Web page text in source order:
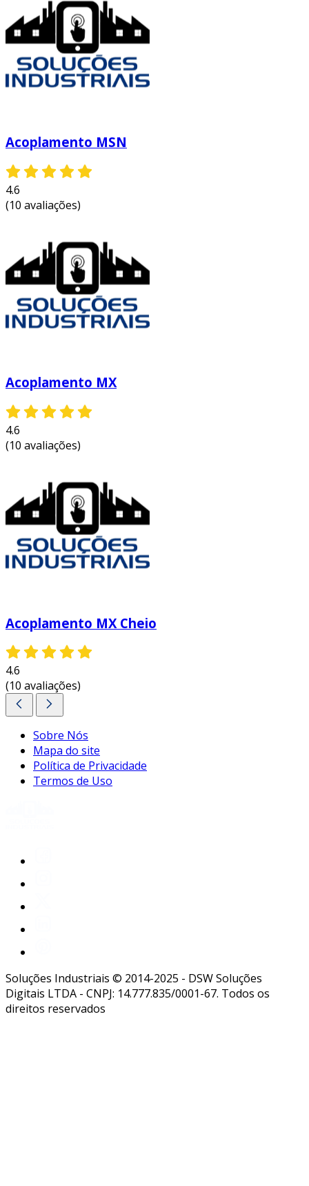
Acoplamento MSN
4.6
(10 avaliações)
Acoplamento MX
4.6
(10 avaliações)
Acoplamento MX Cheio
4.6
(10 avaliações)
Sobre Nós
Mapa do site
Política de Privacidade
Termos de Uso
Soluções Industriais © 2014-2025 - DSW Soluções
Digitais LTDA - CNPJ: 14.777.835/0001-67. Todos os
direitos reservados